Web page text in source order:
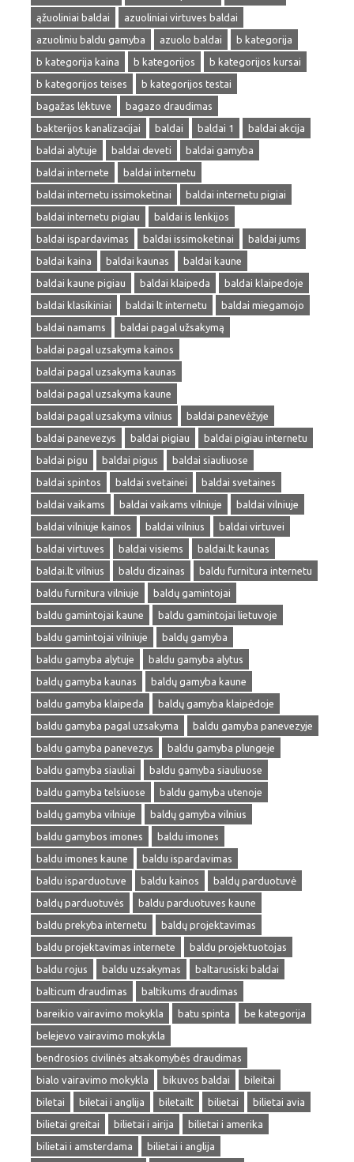
ąžuoliniai baldai
azuoliniai virtuves baldai
azuoliniu baldu gamyba
azuolo baldai
b kategorija
b kategorija kaina
b kategorijos
b kategorijos kursai
b kategorijos teises
b kategorijos testai
bagažas lėktuve
bagazo draudimas
bakterijos kanalizacijai
baldai baldai 1
baldai akcija
baldai alytuje
baldai deveti
baldai gamyba
baldai internete
baldai internetu
baldai internetu issimoketinai
baldai internetu pigiai
baldai internetu pigiau
baldai is lenkijos
baldai ispardavimas
baldai issimoketinai
baldai jums
baldai kaina
baldai kaunas
baldai kaune
baldai kaune pigiau
baldai klaipeda
baldai klaipedoje
baldai klasikiniai
baldai lt internetu
baldai miegamojo
baldai namams
baldai pagal užsakymą
baldai pagal uzsakyma kainos
baldai pagal uzsakyma kaunas
baldai pagal uzsakyma kaune
baldai pagal uzsakyma vilnius
baldai panevėžyje
baldai panevezys
baldai pigiau
baldai pigiau internetu
baldai pigu
baldai pigus
baldai siauliuose
baldai spintos
baldai svetainei
baldai svetaines
baldai vaikams
baldai vaikams vilniuje
baldai vilniuje
baldai vilniuje kainos
baldai vilnius
baldai virtuvei
baldai virtuves
baldai visiems
baldai.lt kaunas
baldai.lt vilnius
baldu dizainas
baldu furnitura internetu
baldu furnitura vilniuje
baldų gamintojai
baldu gamintojai kaune
baldu gamintojai lietuvoje
baldu gamintojai vilniuje
baldų gamyba
baldu gamyba alytuje
baldu gamyba alytus
baldų gamyba kaunas
baldų gamyba kaune
baldu gamyba klaipeda
baldų gamyba klaipėdoje
baldu gamyba pagal uzsakyma
baldu gamyba panevezyje
baldu gamyba panevezys
baldu gamyba plungeje
baldu gamyba siauliai
baldu gamyba siauliuose
baldu gamyba telsiuose
baldu gamyba utenoje
baldų gamyba vilniuje
baldų gamyba vilnius
baldu gamybos imones
baldu imones
baldu imones kaune
baldu ispardavimas
baldu isparduotuve
baldu kainos
baldų parduotuvė
baldų parduotuvės
baldu parduotuves kaune
baldu prekyba internetu
baldų projektavimas
baldu projektavimas internete
baldu projektuotojas
baldu rojus
baldu uzsakymas
baltarusiski baldai
balticum draudimas
baltikums draudimas
bareikio vairavimo mokykla
batu spinta
be kategorija
belejevo vairavimo mokykla
bendrosios civilinės atsakomybės draudimas
bialo vairavimo mokykla
bikuvos baldai
bileitai
biletai
biletai i anglija biletailt bilietai
bilietai avia
bilietai greitai
bilietai i airija
bilietai i amerika
bilietai i amsterdama
bilietai i anglija